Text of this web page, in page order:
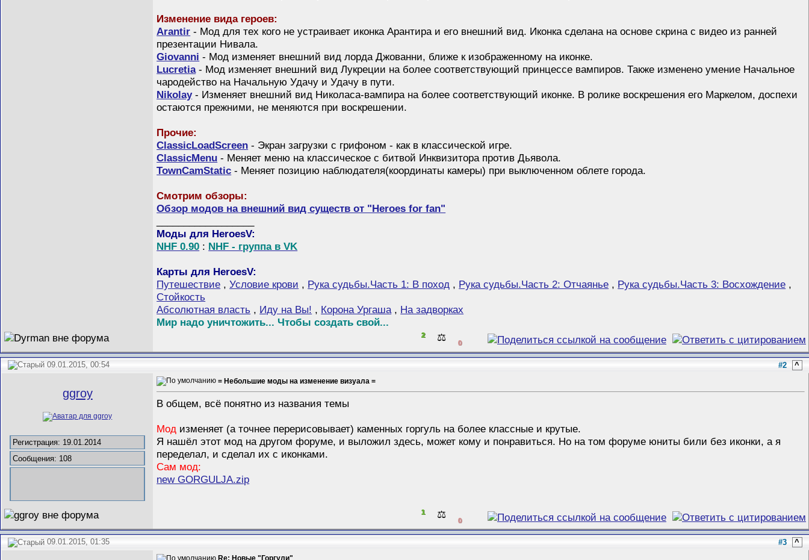
Изменение вида героев:
Arantir - Мод для тех кого не устраивает иконка Арантира и его внешний вид. Иконка сделана на основе скрина с видео из ранней
презентации Нивала.
Giovanni - Мод изменяет внешний вид лорда Джованни, ближе к изображенному на иконке.
Lucretia- Мод изменяет внешний вид Лукреции на более соответствующий принцессе вампиров. Также изменено умение Начальное
чародейство на Начальную Удачу и Удачу в пути.
Nikolay- Изменяет внешний вид Николаса-вампира на более соответствующий иконке. В ролике воскрешения его Маркелом, доспехи
остаются прежними, не меняются при воскрешении.
Прочие:
ClassicLoadScreen - Экран загрузки с грифоном - как в классической игре.
ClassicMenu - Меняет меню на классическое с битвой Инквизитора против Дьявола.
TownCamStatic - Меняет позицию наблюдателя(координаты камеры) при выключенном облете города.
Смотрим обзоры:
Обзор модов на внешний вид существ от "Heroes for fan"
Моды для HeroesV:
NHF 0.90 : NHF - группа в VK
Карты для HeroesV:
Путешествие ,Условие крови , Рука судьбы.Часть 1: В поход , Рука судьбы.Часть 2: Отчаянье , Рука судьбы.Часть 3: Восхождение ,
Стойкость
Абсолютная власть , Иду на Вы! , Корона Ургаша , На задворках
Мир надо уничтожить... Чтобы создать свой...
2 ⚖️ 0
09.01.2015, 00:54 #2 ^
ggroy
Регистрация: 19.01.2014
Сообщения: 108
= Небольшие моды на изменение визуала =
В общем, всё понятно из названия темы
Мод изменяет (а точнее перерисовывает) каменных горгуль на более классные и крутые.
Я нашёл этот мод на другом форуме, и выложил здесь, может кому и понравиться. Но на том форуме юниты били без иконки, а я
переделал, и сделал их с иконками.
Сам мод:
new GORGULJA.zip
1 ⚖️ 0
09.01.2015, 01:35 #3 ^
Re: Новые "Горгули"